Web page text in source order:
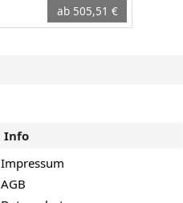
ab 505,51 €
Info
Impressum
AGB